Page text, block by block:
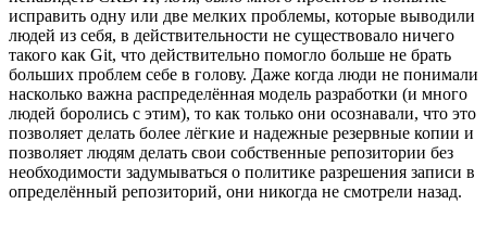
исправить одну или две мелких проблемы, которые выводили
людей из себя, в действительности не существовало ничего
такого как Git, что действительно помогло больше не брать
больших проблем себе в голову. Даже когда люди не понимали
насколько важна распределённая модель разработки (и много
людей боролись с этим), то как только они осознавали, что это
позволяет делать более лёгкие и надежные резервные копии и
позволяет людям делать свои собственные репозитории без
необходимости задумываться о политике разрешения записи в
определённый репозиторий, они никогда не смотрели назад.